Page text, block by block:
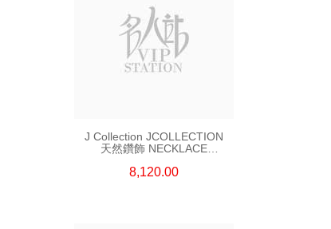
J Collection JCOLLECTION
天然鑽飾 NECKLACE
CT58 RDDI 0.66 CT4 TPDITAPA
8,120.00